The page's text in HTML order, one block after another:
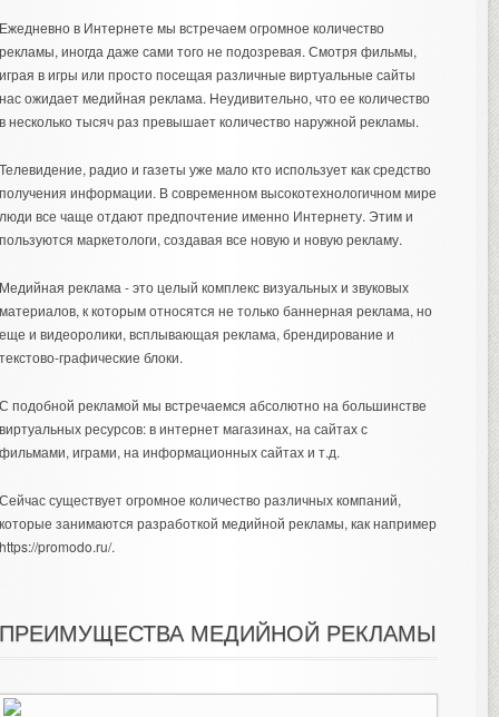
в Интернете мы встречаем огромное количество
иногда даже сами того не подозревая. Смотря фильмы,
в игры или просто посещая различные виртуальные сайты
ожидает медийная реклама. Неудивительно, что ее количество
несколько тысяч раз превышает количество наружной рекламы.
радио и газеты уже мало кто использует как средство
информации. В современном высокотехнологичном мире
все чаще отдают предпочтение именно Интернету. Этим и
маркетологи, создавая все новую и новую рекламу.
реклама - это целый комплекс визуальных и звуковых
к которым относятся не только баннерная реклама, но
и видеоролики, всплывающая реклама, брендирование и
графические блоки.
подобной рекламой мы встречаемся абсолютно на большинстве
ресурсов: в интернет магазинах, на сайтах с
играми, на информационных сайтах и т.д.
существует огромное количество различных компаний,
занимаются разработкой медийной рекламы, как например
promodo.ru/.
МЕДИЙНОЙ РЕКЛАМЫ